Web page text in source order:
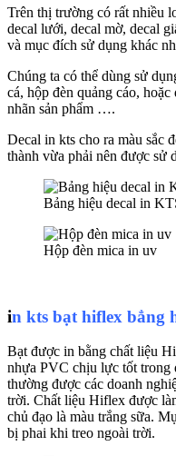
Trên thị trường có rất nhiều
decal lưới, decal mờ, decal
và mục đích sử dụng khác
Chúng ta có thể dùng sử
cá, hộp đèn quảng cáo,
nhãn sản phẩm ….
Decal in kts cho ra màu sắc
thành vừa phải nên được sử
Bảng hiệu decal in
Hộp đèn mica in uv
in kts bạt hiflex bẳng
Bạt được in bằng chất liệu
nhựa PVC chịu lực tốt trong
thường được các doanh
trời. Chất liệu Hiflex được
chủ đạo là màu trắng sữa.
bị phai khi treo ngoài trời.